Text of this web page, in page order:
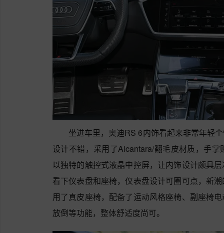
坐进车里，奥迪RS 6内饰看起来非常年轻
设计不错，采用了Alcantara/翻毛皮材质，手
以独特的触控式液晶中控屏，让内饰设计颇具
看下仪表盘和座椅，仪表盘设计可圈可点，新
用了真皮座椅，配备了运动风格座椅、副座椅
放倒等功能，整体舒适度尚可。